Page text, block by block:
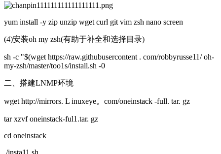
yum install -y zip unzip wget curl git vim zsh nano screen
(4)安装oh my zsh(有助于补全和选择目录)
sh -c "$(wget https://raw.githubusercontent . com/robbyrusse11/ oh-
my-zsh/master/too1s/install.sh -0
二、搭建LNMP环境
wget http://mirrors. L inuxeye。com/oneinstack -full. tar. gz
tar xzvf oneinstack-ful1.tar. gz
cd oneinstack
./insta11.sh